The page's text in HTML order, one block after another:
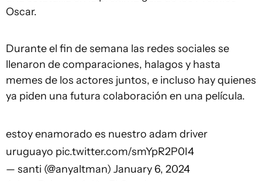
Oscar.
Durante el fin de semana las redes sociales se
llenaron de comparaciones, halagos y hasta
memes de los actores juntos, e incluso hay quienes
ya piden una futura colaboración en una película.
estoy enamorado es nuestro adam driver
uruguayo pic.twitter.com/smYpR2P0I4
— santi (@anyaltman) January 6, 2024